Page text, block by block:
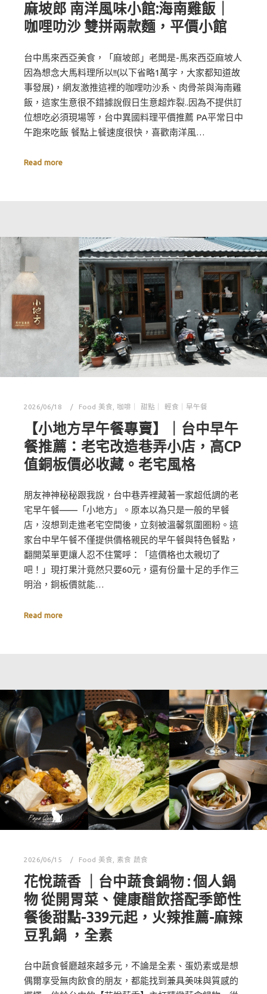
麻坡郎 南洋風味小館:海南雞飯｜
咖哩叻沙 雙拼兩款麵，平價小館
台中馬來西亞美食，「麻坡郎」老闆是-馬來西亞麻坡人
因為想念大馬料理所以!!(以下省略1萬字，大家都知道故
事發展)，網友激推這裡的咖哩叻沙系、肉骨茶與海南雞
飯，這家生意很不錯據說假日生意超炸裂..因為不提供訂
位想吃必須現場等，台中異國料理平價推薦 PA平常日中
午跑來吃飯 餐點上餐速度很快，喜歡南洋風…
Read more
2026/06/18 Food 美食 咖啡｜ 甜點｜ 輕食｜早午餐
【小地方早午餐專賣】｜台中早午
餐推薦：老宅改造巷弄小店，高CP
值銅板價必收藏。老宅風格
朋友神神秘秘跟我說，台中巷弄裡藏著一家超低調的老
宅早午餐——「小地方」。原本以為只是一般的早餐
店，沒想到走進老宅空間後，立刻被溫馨氛圍圈粉。這
家台中早午餐不僅提供價格親民的早午餐與特色餐點，
翻開菜單更讓人忍不住驚呼：「這價格也太親切了
吧！」現打果汁竟然只要60元，還有份量十足的手作三
明治，銅板價就能…
Read more
2026/06/15 Food 美食 素食 蔬食
花悅蔬香 ｜台中蔬食鍋物 : 個人鍋
物 從開胃菜、健康醋飲搭配季節性
餐後甜點-339元起，火辣推薦-麻辣
豆乳鍋 ，全素
台中蔬食餐廳越來越多元，不論是全素、蛋奶素或是想
偶爾享受無肉飲食的朋友，都能找到兼具美味與質感的